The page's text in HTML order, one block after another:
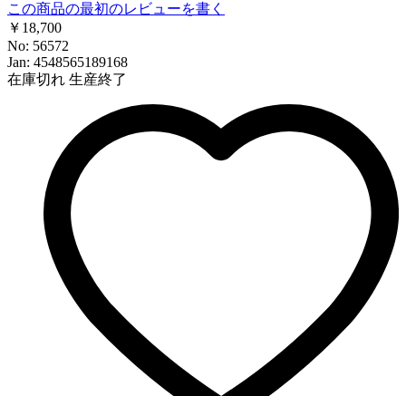
この商品の最初のレビューを書く
￥18,700
No: 56572
Jan: 4548565189168
在庫切れ 生産終了